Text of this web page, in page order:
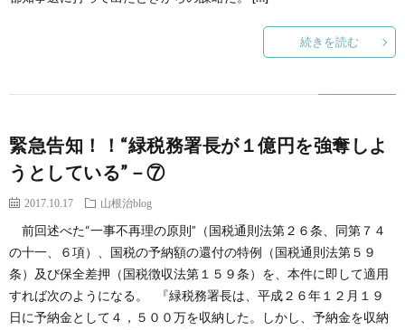
続きを読む
緊急告知！！“緑税務署長が１億円を強奪しよ
うとしている”－⑦
2017.10.17 山根治blog
前回述べた“一事不再理の原則”（国税通則法第２６条、同第７４
の十一、６項）、国税の予納額の還付の特例（国税通則法第５９
条）及び保全差押（国税徴収法第１５９条）を、本件に即して適用
すれば次のようになる。 『緑税務署長は、平成２６年１２月１９
日に予納金として４，５００万を収納した。しかし、予納金を収納